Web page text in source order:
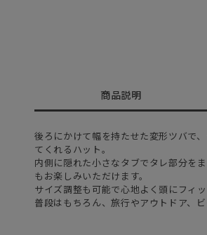
商品説明
後ろにかけて幅を持たせた変形ツバで
てくれるハット。
内側に隠れた小さなタブでタレ部分を
もお楽しみいただけます。
サイズ調整も可能で心地よく頭にフィッ
普段はもちろん、旅行やアウトドア、